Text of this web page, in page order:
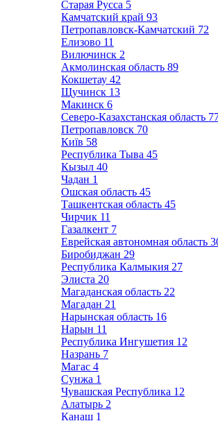
Старая Русса 5
Камчатский край 93
Петропавловск-Камчатский 72
Елизово 11
Вилючинск 2
Акмолинская область 89
Кокшетау 42
Щучинск 13
Макинск 6
Северо-Казахстанская область
Петропавловск 70
Київ 58
Республика Тыва 45
Кызыл 40
Чадан 1
Ошская область 45
Ташкентская область 45
Чирчик 11
Газалкент 7
Еврейская автономная область
Биробиджан 29
Республика Калмыкия 27
Элиста 20
Магаданская область 22
Магадан 21
Нарынская область 16
Нарын 11
Республика Ингушетия 12
Назрань 7
Магас 4
Сунжа 1
Чувашская Республика 12
Алатырь 2
Канаш 1